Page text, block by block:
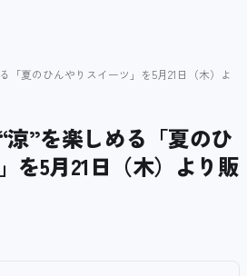
「夏のひんやりスイーツ」を5月21日（木）よ
涼”を楽しめる「夏のひ
を5月21日（木）より販